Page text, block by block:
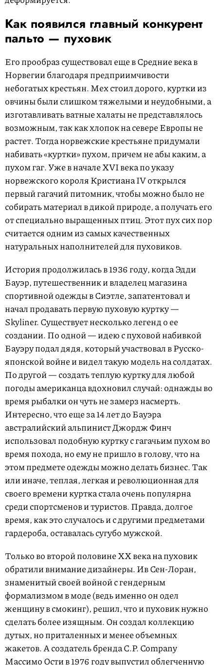
Как появился главный конкурент
пальто — пуховик
Его прообраз существовал еще в Средние века в
Норвегии благодаря предприимчивости
небогатых крестьян. Мех стоил дорого, куртки из
овчины были слишком тяжелыми и неудобными, а
изготавливать ватные халаты не представлялось
возможным, так как хлопок на севере Европы не
растет. Тогда норвежские крестьяне придумали
набивать «куртки» пухом, причем не абы каким, а
пухом гаг. Уже в начале XVI века по указу
норвежского короля Кристиана IV открылся
первый гагачий питомник, чтобы можно было не
собирать материал в дикой природе, а получать его
от специально выращенных птиц. Этот пух сих пор
считается одним из самых качественных
натуральных наполнителей для пуховиков.
История продолжилась в 1936 году, когда Эдди
Бауэр, путешественник и владелец магазина
спортивной одежды в Сиэтле, запатентовал и
начал продавать первую пуховую куртку —
Skyliner. Существует несколько легенд о ее
создании. По одной — идею с пуховой набивкой
Бауэру подал дядя, который участвовал в Русско-
японской войне и видел такую модель на солдатах.
По другой — создать теплую куртку для любой
погоды американца вдохновил случай: однажды во
время рыбалки он чуть не замерз насмерть.
Интересно, что еще за 14 лет до Бауэра
австралийский альпинист Джордж Финч
использовал подобную куртку с гагачьим пухом во
время похода, но ему не пришло в голову, что на
этом предмете одежды можно делать бизнес. Так
или иначе, теплая, легкая и революционная для
своего времени куртка стала очень популярна
среди спортсменов и туристов. Правда, долгое
время, как это случалось и с другими предметами
гардероба, оставалась сугубо мужской.
Только во второй половине XX века на пуховик
обратили внимание дизайнеры. Ив Сен-Лоран,
знаменитый своей войной с гендерным
формализмом в моде (ведь именно он одел
женщину в смокинг), решил, что и пуховик нужно
сделать более изящным. Он создал коллекцию
дутых, но приталенных и менее объемных
жакетов. А создатель бренда C.P. Company
Массимо Ости в 1976 году выпустил облегченную